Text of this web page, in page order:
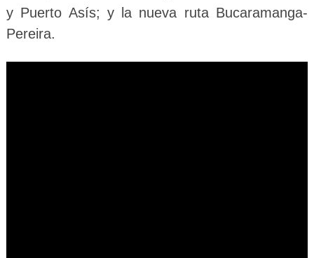
y Puerto Asís; y la nueva ruta Bucaramanga-
Pereira.